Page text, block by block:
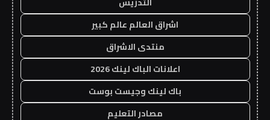
اشراق العالم عالم كبير
منتدى الاشراق
اعلانات الباك لينك 2026
باك لينك وجيست بوست
مصادر التعليم